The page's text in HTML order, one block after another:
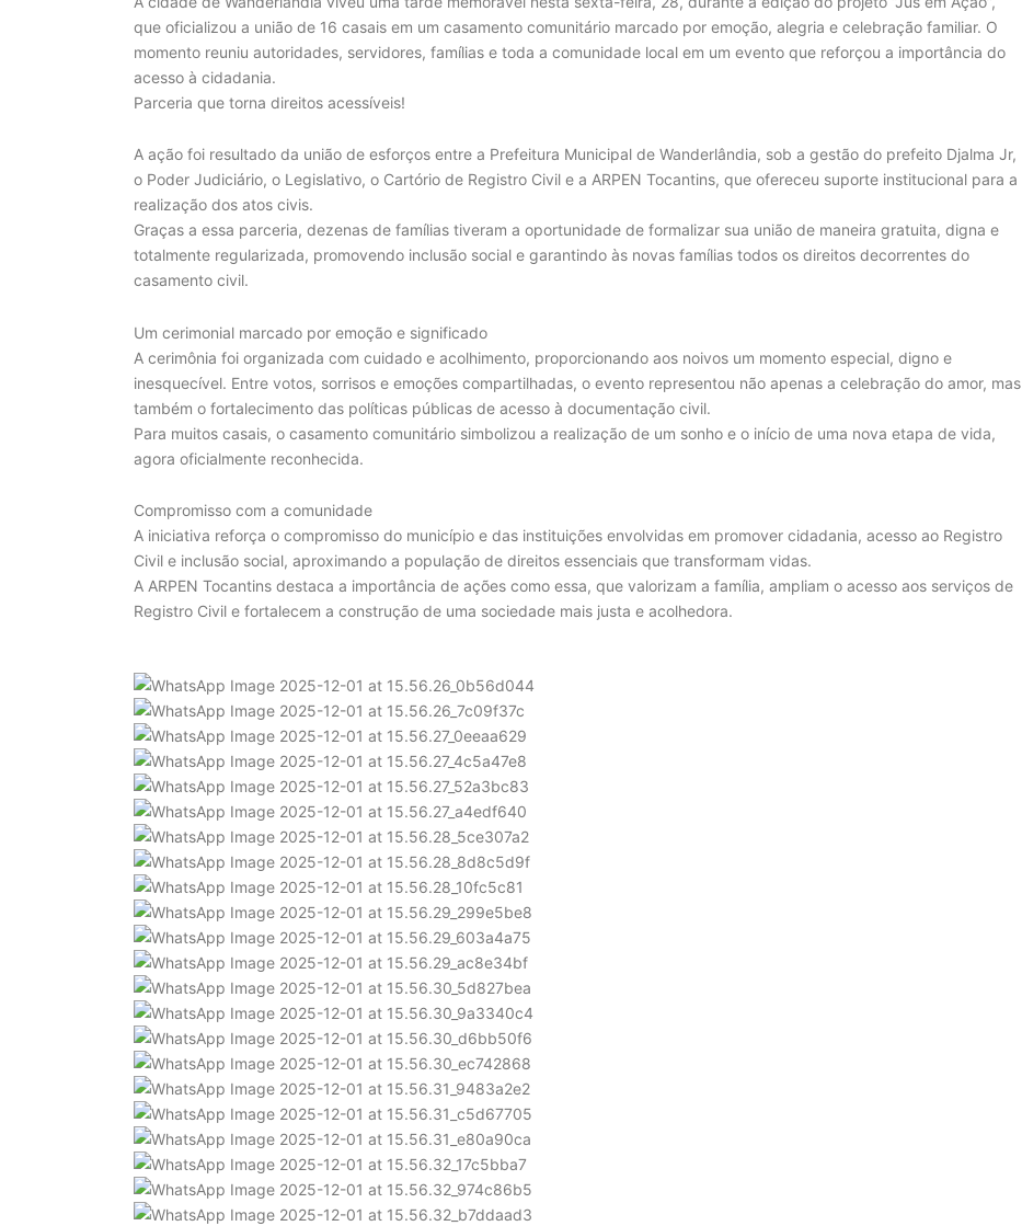
que oficializou a união de 16 casais em um casamento comunitário marcado por emoção, alegria e celebração familiar. O
momento reuniu autoridades, servidores, famílias e toda a comunidade local em um evento que reforçou a importância do
acesso à cidadania.
Parceria que torna direitos acessíveis!
A ação foi resultado da união de esforços entre a Prefeitura Municipal de Wanderlândia, sob a gestão do prefeito Djalma Jr,
o Poder Judiciário, o Legislativo, o Cartório de Registro Civil e a ARPEN Tocantins, que ofereceu suporte institucional para a
realização dos atos civis.
Graças a essa parceria, dezenas de famílias tiveram a oportunidade de formalizar sua união de maneira gratuita, digna e
totalmente regularizada, promovendo inclusão social e garantindo às novas famílias todos os direitos decorrentes do
casamento civil.
Um cerimonial marcado por emoção e significado
A cerimônia foi organizada com cuidado e acolhimento, proporcionando aos noivos um momento especial, digno e
inesquecível. Entre votos, sorrisos e emoções compartilhadas, o evento representou não apenas a celebração do amor, mas
também o fortalecimento das políticas públicas de acesso à documentação civil.
Para muitos casais, o casamento comunitário simbolizou a realização de um sonho e o início de uma nova etapa de vida,
agora oficialmente reconhecida.
Compromisso com a comunidade
A iniciativa reforça o compromisso do município e das instituições envolvidas em promover cidadania, acesso ao Registro
Civil e inclusão social, aproximando a população de direitos essenciais que transformam vidas.
A ARPEN Tocantins destaca a importância de ações como essa, que valorizam a família, ampliam o acesso aos serviços de
Registro Civil e fortalecem a construção de uma sociedade mais justa e acolhedora.